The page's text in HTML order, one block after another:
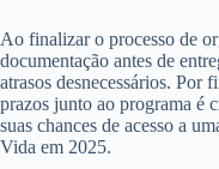
Ao finalizar o processo de
documentação antes de
atrasos desnecessários. Por
prazos junto ao programa é
suas chances de acesso a
Vida em 2025.